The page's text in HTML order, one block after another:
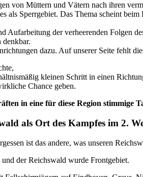
von Müttern und Vätern nach ihren
als Sperrgebiet. Das Thema scheint
der verheerenden Folgen
denkbar.
dazu. Auf unserer Seite fehlt
kleinen Schritt in einen
Chance geben.
in eine für diese Region stimmige
als Ort des Kampfes im 2.
ist das andere, was unseren
der Reichswald wurde Frontgebiet.